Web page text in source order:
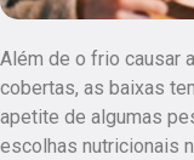
Além de o frio causar
cobertas, as baixas
apetite de algumas
escolhas nutricionais